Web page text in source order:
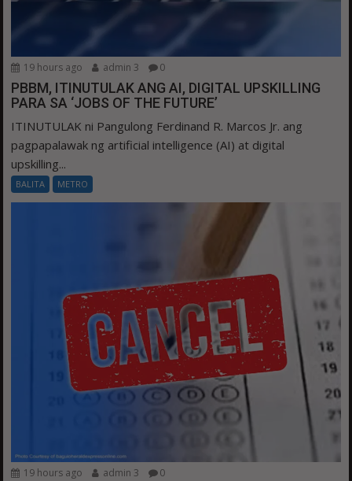
19 hours ago admin 3 0
PBBM, ITINUTULAK ANG AI, DIGITAL UPSKILLING
PARA SA ‘JOBS OF THE FUTURE’
ITINUTULAK ni Pangulong Ferdinand R. Marcos Jr. ang
pagpapalawak ng artificial intelligence (AI) at digital
upskilling...
BALITA METRO
19 hours ago admin 3 0